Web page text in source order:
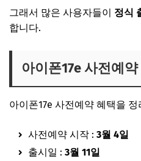
그래서 많은 사용자들이 정식
합니다.
아이폰17e 사전예
아이폰17e 사전예약 혜택을
사전예약 시작 : 3월 4일
출시일 : 3월 11일